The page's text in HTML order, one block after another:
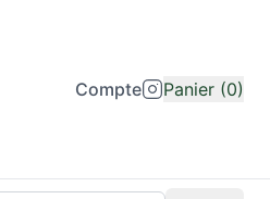
Compte Panier (0)